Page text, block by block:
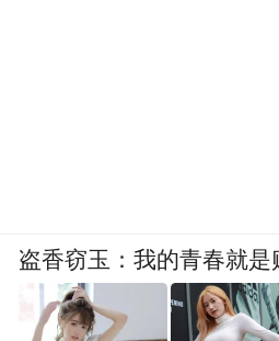
盗香窃玉：我的青春就是